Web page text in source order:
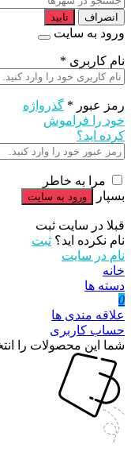
انصراف تایید
ورود به سایت
نام کاربری *
رمز عبور * گذرواژه
خود را فراموش
کرده اید؟
مرا به خاطر
بسپار
قبلا در سایت ثبت
نام نکرده اید؟ ثبت
نام در سایت
خانه
دسته ها
0
علاقه مندی ها
حساب کاربری
شما این محصولات را